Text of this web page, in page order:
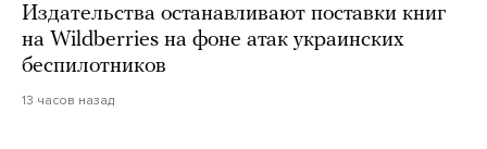
Издательства останавливают поставки книг
на Wildberries на фоне атак украинских
беспилотников
13 часов назад